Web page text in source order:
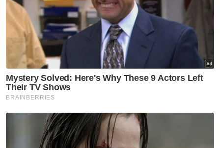
Ekonomi Indonesia berdepan tekanan berganda
Mahasiswa Indonesia adakan demonstrasi bantah
ketidakcekapan pemerintahan Prabowo
'Jika Presiden AS jemput saya tak datang,
bayangkan apa kesannya?'- Prabowo pertahan
lawatan kerap ke luar negara
Prabowo bakal rombak Kabinet?
Di Semarang pula, Himpunan Mahasiswa
Islam (HMI) cawangan Semarang akan
mengadakan demonstrasi di beberapa lokasi
utama bandar itu.